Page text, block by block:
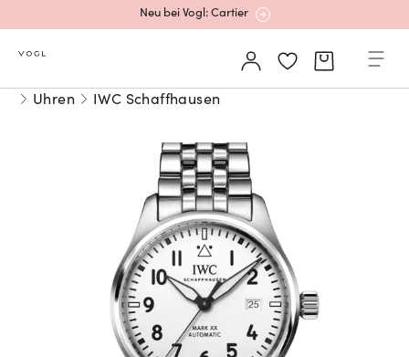
Neu bei Vogl: Cartier
Mehr erfahren: Ikonische Uhren von Cartier
Rolex Certified Pre-Owned entdecken
Neu bei Vogl: Uhren von Grand Seiko
Neu bei Vogl: Cartier
Uhren IWC Schaffhausen